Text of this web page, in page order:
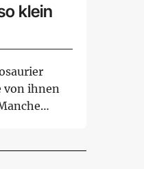
klein
von ihnen